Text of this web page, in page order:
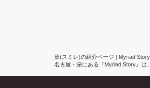
菫(スミレ)の紹介ページ | Myriad
名古屋・栄にある『Myriad Story』は